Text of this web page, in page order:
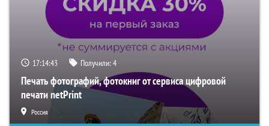
17:14:42 Получили:4
Печать фотографий, фотокниг от сервиса цифровой
печати netPrint
Россия